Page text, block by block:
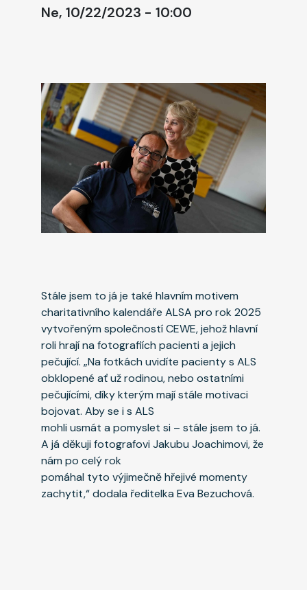
Ne, 10/22/2023 - 10:00
Stále jsem to já je také hlavním motivem
charitativního kalendáře ALSA pro rok 2025
vytvořeným společností CEWE, jehož hlavní
roli hrají na fotografiích pacienti a jejich
pečující. „Na fotkách uvidíte pacienty s ALS
obklopené ať už rodinou, nebo ostatními
pečujícími, díky kterým mají stále motivaci
bojovat. Aby se i s ALS
mohli usmát a pomyslet si – stále jsem to já.
A já děkuji fotografovi Jakubu Joachimovi, že
nám po celý rok
pomáhal tyto výjimečně hřejivé momenty
zachytit,“ dodala ředitelka Eva Bezuchová.